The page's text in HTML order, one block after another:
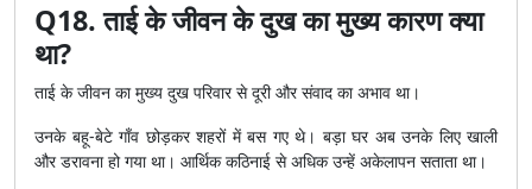
Q18. ताई के जीवन के दुख का मुख्य कारण क्या
था?
ताई के जीवन का मुख्य दुख परिवार से दूरी और संवाद का अभाव था।
उनके बहू-बेटे गाँव छोड़कर शहरों में बस गए थे। बड़ा घर अब उनके लिए खाली
और डरावना हो गया था। आर्थिक कठिनाई से अधिक उन्हें अकेलापन सताता था।